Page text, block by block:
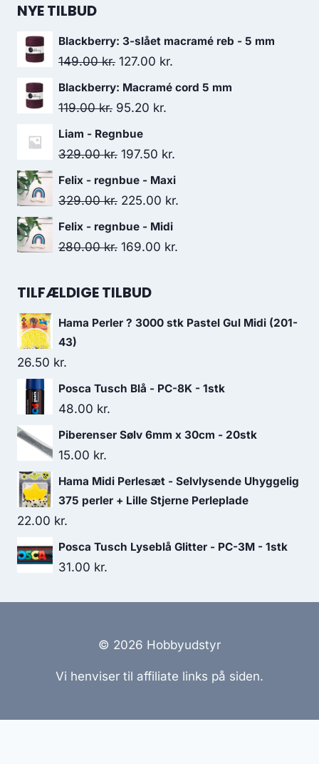
NYE TILBUD
Blackberry: 3-slået macramé reb - 5 mm
149.00kr. 127.00 kr.
Blackberry: Macramé cord 5 mm
119.00kr. 95.20 kr.
Liam - Regnbue
329.00kr. 197.50 kr.
Felix - regnbue - Maxi
329.00kr. 225.00 kr.
Felix - regnbue - Midi
280.00kr. 169.00 kr.
TILFÆLDIGE TILBUD
Hama Perler ? 3000 stk Pastel Gul Midi (201-
43)
26.50 kr.
Posca Tusch Blå - PC-8K - 1stk
48.00 kr.
Piberenser Sølv 6mm x 30cm - 20stk
15.00 kr.
Hama Midi Perlesæt - Selvlysende Uhyggelig
375 perler + Lille Stjerne Perleplade
22.00 kr.
Posca Tusch Lyseblå Glitter - PC-3M - 1stk
31.00 kr.
© 2026 Hobbyudstyr
Vi henviser til affiliate links på siden.